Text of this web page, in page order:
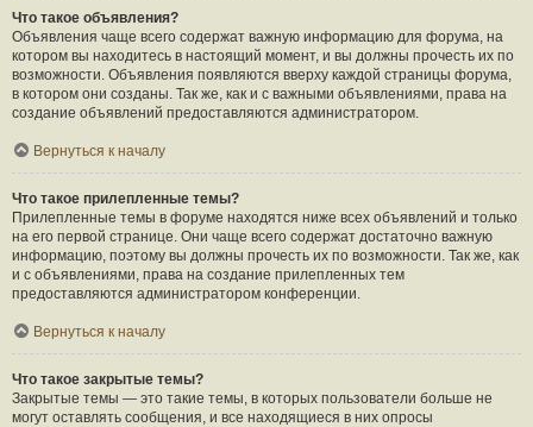
Что такое объявления?
Объявления чаще всего содержат важную информацию для форума, на
котором вы находитесь в настоящий момент, и вы должны прочесть их по
возможности. Объявления появляются вверху каждой страницы форума,
в котором они созданы. Так же, как и с важными объявлениями, права на
создание объявлений предоставляются администратором.
Вернуться к началу
Что такое прилепленные темы?
Прилепленные темы в форуме находятся ниже всех объявлений и только
на его первой странице. Они чаще всего содержат достаточно важную
информацию, поэтому вы должны прочесть их по возможности. Так же, как
и с объявлениями, права на создание прилепленных тем
предоставляются администратором конференции.
Вернуться к началу
Что такое закрытые темы?
Закрытые темы — это такие темы, в которых пользователи больше не
могут оставлять сообщения, и все находящиеся в них опросы